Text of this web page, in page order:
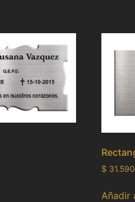
$
Añadir